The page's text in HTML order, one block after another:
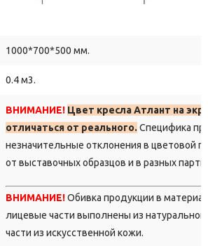
1000*700*500 мм.
0.4 м3.
ВНИМАНИЕ! Цвет кресла Атлант на
отличаться от реального. Специфика
незначительные отклонения в цветовой
от выставочных образцов и в разных
ВНИМАНИЕ!Обивка продукции в
лицевые части выполнены из
части из искусственной кожи.